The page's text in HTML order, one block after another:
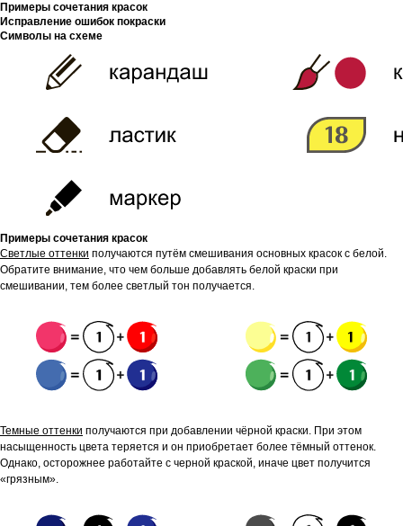
Примеры сочетания красок
Исправление ошибок покраски
Символы на схеме
Примеры сочетания красок
Светлые оттенки получаются путём смешивания основных красок с белой.
Обратите внимание, что чем больше добавлять белой краски при
смешивании, тем более светлый тон получается.
Темные оттенки получаются при добавлении чёрной краски. При этом
насыщенность цвета теряется и он приобретает более тёмный оттенок.
Однако, осторожнее работайте с черной краской, иначе цвет получится
«грязным».